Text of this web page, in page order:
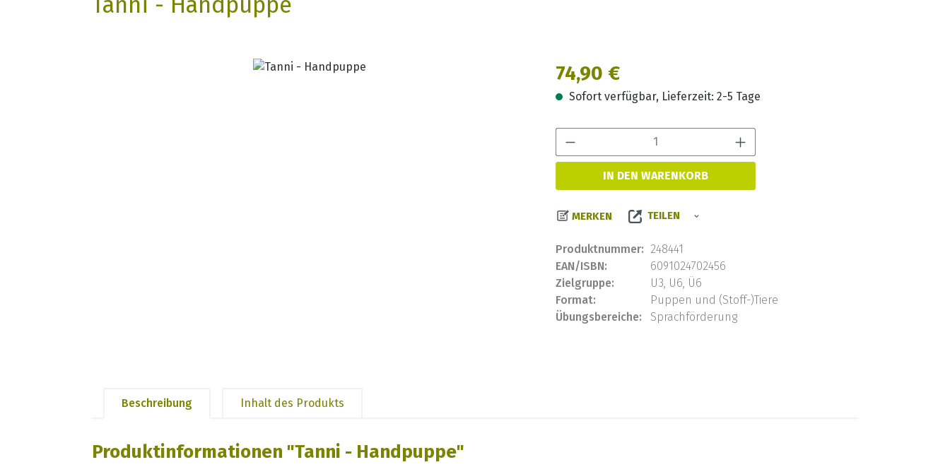
Regulärer Preis:
74,90 €
Sofort verfügbar, Lieferzeit: 2-5 Tage
IN DEN WARENKORB
MERKEN TEILEN
Produktnummer: 248441
EAN/ISBN:
6091024702456
Zielgruppe:
U3, U6, Ü6
Format:
Puppen und (Stoff-)Tiere
Übungsbereiche:
Sprachförderung
Beschreibung Inhalt des Produkts
Produktinformationen "Tanni - Handpuppe"